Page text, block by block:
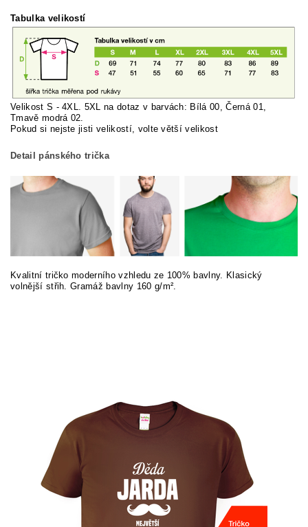
Tabulka velikostí
Velikost S - 4XL. 5XL na dotaz v barvách: Bílá 00, Černá 01,
Tmavě modrá 02.
Pokud si nejste jisti velikostí, volte větší velikost
Detail pánského trička
Kvalitní tričko moderního vzhledu ze 100% bavlny. Klasický
volnější střih. Gramáž bavlny 160 g/m².